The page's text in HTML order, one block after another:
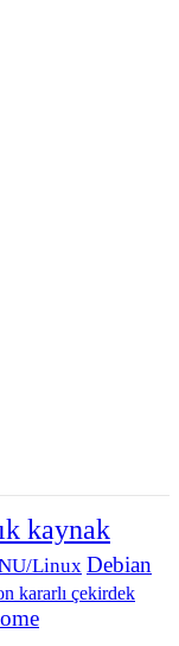
kaynak
Linux Debian
kararlı çekirdek